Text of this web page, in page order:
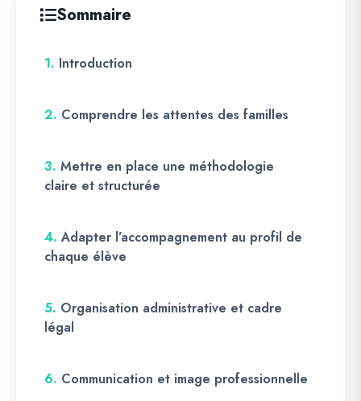
Sommaire
1. Introduction
2. Comprendre les attentes des familles
3. Mettre en place une méthodologie
claire et structurée
4. Adapter l’accompagnement au profil de
chaque élève
5. Organisation administrative et cadre
légal
6. Communication et image professionnelle